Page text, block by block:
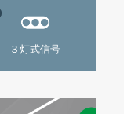
３灯式信号